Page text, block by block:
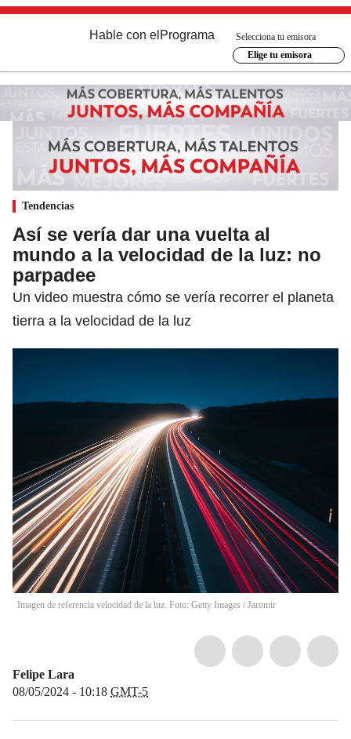
Hable con el Programa
Selecciona tu emisora
Elige tu emisora
Tendencias
Así se vería dar una vuelta al
mundo a la velocidad de la luz: no
parpadee
Un video muestra cómo se vería recorrer el planeta
tierra a la velocidad de la luz
Imagen de referencia velocidad de la luz. Foto: Getty Images / Jaromir
Felipe Lara
08/05/2024 - 10:18 GMT-5